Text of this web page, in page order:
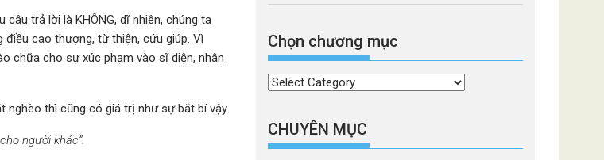
trả lời là KHÔNG, dĩ nhiên, chúng ta
cao thượng, từ thiện, cứu giúp. Vì
chữa cho sự xúc phạm vào sĩ diện, nhân
thì cũng có giá trị như sự bắt bí vậy.
người khác”.
Chọn chương mục
Chọn
mục
CHUYÊN MỤC